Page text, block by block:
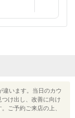
違います。当日のカウ
け出し、改善に向け
ご予約ご来店の上、